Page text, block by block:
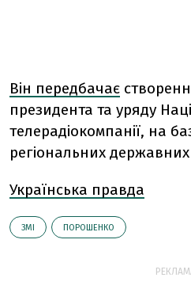
Він передбачає
президента та уряду
телерадіокомпанії, на
регіональних
Українська правда
ЗМІ ПОРОШЕНКО